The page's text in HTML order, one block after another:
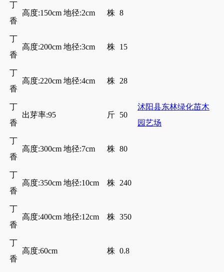
丁
香
高度:150cm 地径:2cm 株 8
沭阳县东林绿化苗木
园艺场
丁
香
高度:200cm 地径:3cm 株 15
丁
香
高度:220cm 地径:4cm 株 28
丁
香
出芽率:95 斤 50
丁
香
高度:300cm 地径:7cm 株 80
丁
香
高度:350cm 地径:10cm 株 240
丁
香
高度:400cm 地径:12cm 株 350
丁
香
高度:60cm 株 0.8